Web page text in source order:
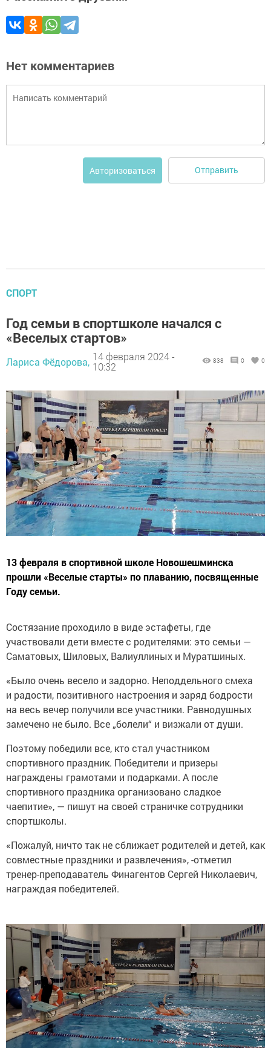
Нет комментариев
Авторизоваться Отправить
СПОРТ
Год семьи в спортшколе начался с
«Веселых стартов»
Лариса Фёдорова, 14 февраля 2024 -
10:32
838 0 0
13 февраля в спортивной школе Новошешминска
прошли «Веселые старты» по плаванию, посвященные
Году семьи.
Состязание проходило в виде эстафеты, где
участвовали дети вместе с родителями: это семьи —
Саматовых, Шиловых, Валиуллиных и Муратшиных.
«Было очень весело и задорно. Неподдельного смеха
и радости, позитивного настроения и заряд бодрости
на весь вечер получили все участники. Равнодушных
замечено не было. Все „болели“ и визжали от души.
Поэтому победили все, кто стал участником
спортивного праздник. Победители и призеры
награждены грамотами и подарками. А после
спортивного праздника организовано сладкое
чаепитие», — пишут на своей страничке сотрудники
спортшколы.
«Пожалуй, ничто так не сближает родителей и детей, как
совместные праздники и развлечения», -отметил
тренер-преподаватель Финагентов Сергей Николаевич,
награждая победителей.